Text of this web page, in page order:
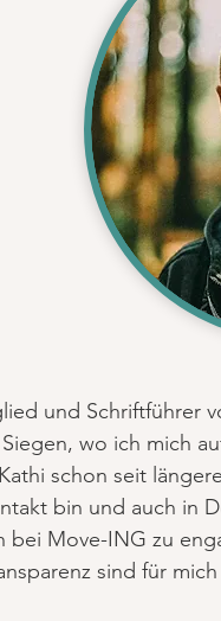
und Schriftführer
wo ich mich
schon seit
bin und auch in
Move-ING zu
sind für